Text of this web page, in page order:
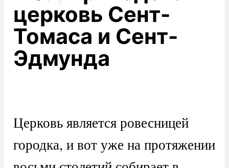
церковь Сент-
Томаса и Сент-
Эдмунда
Церковь является ровесницей
городка, и вот уже на протяжении